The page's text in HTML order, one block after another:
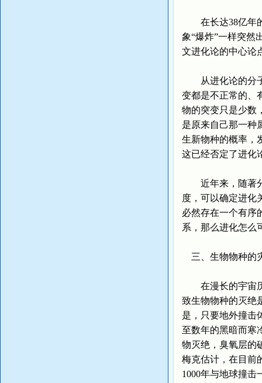
在长达38亿年的
象“爆炸”一样突然
文进化论的中心论
从进化论的分子
变都是不正常的、
物的突变只是少数
是原来自己那一种
生新物种的概率，
这已经否定了进化
近年来，随著分
度，可以确定进化
必然存在一个有序
系，那么进化怎么
三、生物物种的
在漫长的宇宙历
致生物物种的灭绝
是，只要地外撞击
至数年的黑暗而寒
物灭绝，臭氧层的
梅克估计，在目前
1000年与地球撞击